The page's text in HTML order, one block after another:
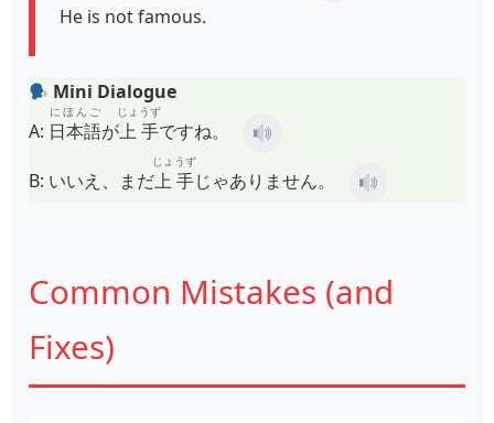
He is not famous.
Mini Dialogue
A: 日本語
にほんご
が上手
じょうず
ですね。
B: いいえ、まだ上手
じょうず
じゃありません。
Common Mistakes (and
Fixes)